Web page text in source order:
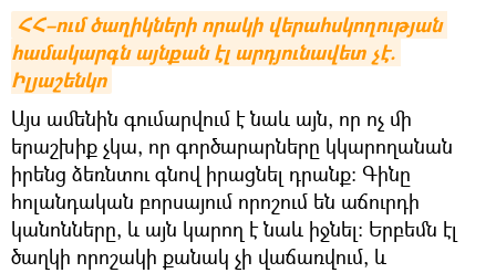
ՀՀ–ում ծաղիկների որակի վերահսկողության
համակարգն այնքան էլ արդյունավետ չէ.
Իլյաշենկո
Այս ամենին գումարվում է նաև այն, որ ոչ մի
երաշխիք չկա, որ գործարարները կկարողանան
իրենց ձեռնտու գնով իրացնել դրանք։ Գինը
հոլանդական բորսայում որոշում են աճուրդի
կանոնները, և այն կարող է նաև իջնել։ Երբեմն էլ
ծաղկի որոշակի քանակ չի վաճառվում, և